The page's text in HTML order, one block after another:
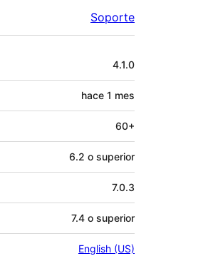
Soporte
4.1.0
hace 1 mes
60+
6.2 o superior
7.0.3
7.4 o superior
English (US)